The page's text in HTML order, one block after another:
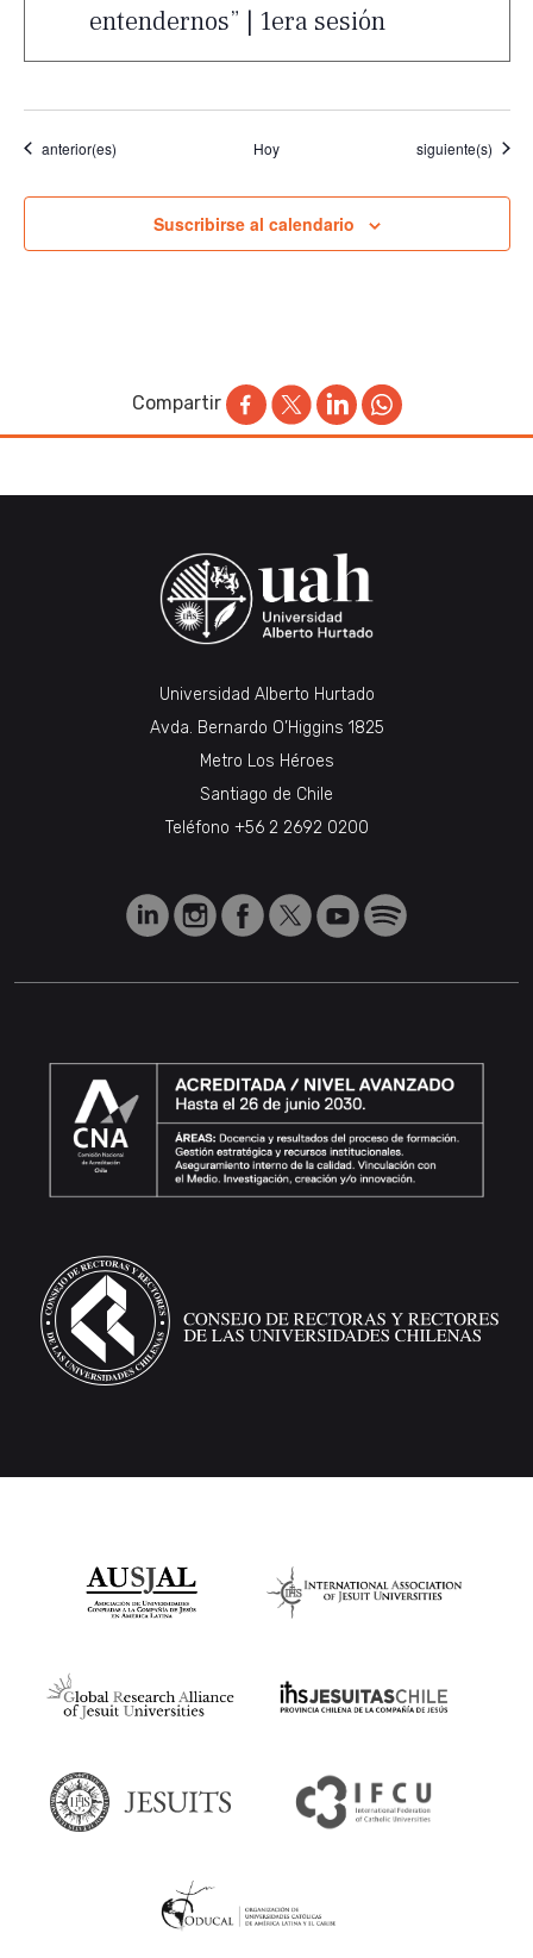
entendernos” | 1era sesión
Eventos
anterior(es) Hoy Eventos
siguiente(s)
Suscribirse al calendario
Compartir
Universidad Alberto Hurtado
Avda. Bernardo O’Higgins 1825
Metro Los Héroes
Santiago de Chile
Teléfono +56 2 2692 0200